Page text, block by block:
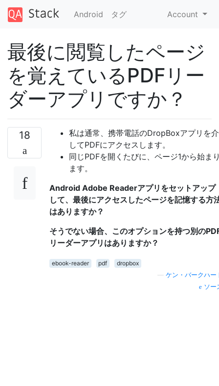
Android タグ Account
最後に閲覧したページ
を覚えているPDFリー
ダーアプリですか？
18
私は通常、携帯電話のDropBoxアプリを介
してPDFにアクセスします。
同じPDFを開くたびに、ページ1から始ま
ます。
Android Adob​​e Readerアプリをセットアップ
して、最後にアクセスしたページを記憶する方
はありますか？
そうでない場合、このオプションを持つ別の
リーダーアプリはありますか？
ebook-reader pdf
dropbox
ケン・バークハー
ソー